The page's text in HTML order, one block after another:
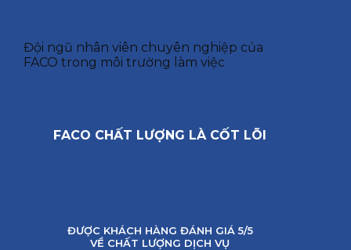
Đội ngũ nhân viên chuyên nghiệp của
FACO trong môi trường làm việc
FACO CHẤT LƯỢNG LÀ CỐT LÕI
ĐƯỢC KHÁCH HÀNG ĐÁNH GIÁ 5/5
VỀ CHẤT LƯỢNG DỊCH VỤ